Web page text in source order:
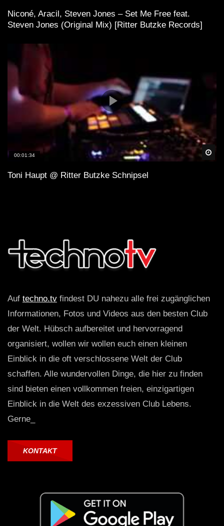
und wenn Du einen Plattenspieler hast, kaufe die
besten Tracks auf Vinyl!
Niconé, Aracil, Steven Jones – Set Me Free feat.
Steven Jones (Original Mix) [Ritter Butzke Records]
00:01:34
Toni Haupt @ Ritter Butzke Schnipsel
Auf techno.tv findest DU nahezu alle frei zugänglichen
Informationen, Fotos und Videos aus den besten Club
der Welt. Hübsch aufbereitet und hervorragend
organisiert, wollen wir wollen euch einen kleinen
Einblick in die oft verschlossene Welt der Club
schaffen. Alle wundervollen Dinge, die hier zu finden
sind bieten einen vollkommen freien, einzigartigen
Einblick in die Welt des exzessiven Club Lebens.
Gerne_
KONTAKT